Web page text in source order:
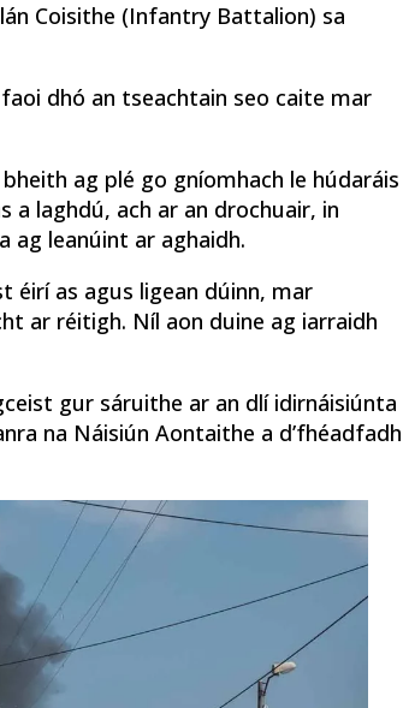
Coisithe (Infantry Battalion) sa
dhó an tseachtain seo caite mar
ag plé go gníomhach le húdaráis
a laghdú, ach ar an drochuair, in
ag leanúint ar aghaidh.
éirí as agus ligean dúinn, mar
ar réitigh. Níl aon duine ag iarraidh
gur sáruithe ar an dlí idirnáisiúnta
na Náisiún Aontaithe a d’fhéadfadh